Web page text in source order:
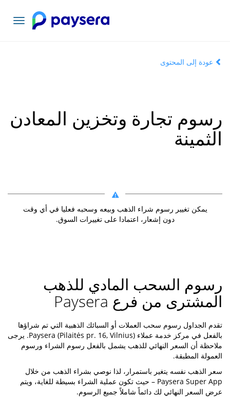
تبديل
التنقل
عودة إلى المحتوى
رسوم تجارة وتخزين المعادن
الثمينة
يمكن تغيير رسوم شراء الذهب وبيعه وسحبه فعليا في أي وقت
دون إشعار، اعتمادا على تغييرات السوق.
رسوم السحب المادي للذهب
المشترى من فرع Paysera
تقدم الجداول رسوم سحب العملات أو السبائك الذهبية التي تم شراؤها
بالفعل في مركز خدمة عملاء Paysera (Pilaitės pr. 16, Vilnius). يرجى
ملاحظة أن السعر النهائي للذهب يشمل بالفعل رسوم الشراء ورسوم
العمولة المطبقة.
سعر الذهب نفسه يتغير باستمرار، لذا نوصي بشراء الذهب من خلال
Paysera Super App – حيث تكون عملية الشراء بسيطة للغاية، ويتم
عرض السعر النهائي لك دائماً شاملاً جميع الرسوم.